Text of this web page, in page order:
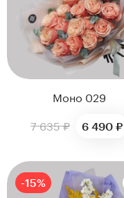
Моно 029
7 635 ₽
6 490 ₽
-15%